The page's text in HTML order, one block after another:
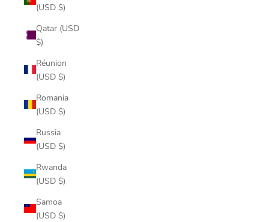
(USD $)
Qatar (USD
$)
Réunion
(USD $)
Romania
(USD $)
Russia
(USD $)
Rwanda
(USD $)
Samoa
(USD $)